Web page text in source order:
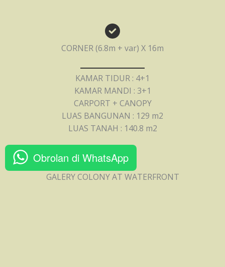
CORNER (6.8m + var) X 16m
KAMAR TIDUR : 4+1
KAMAR MANDI : 3+1
CARPORT + CANOPY
LUAS BANGUNAN : 129 m2
LUAS TANAH : 140.8 m2
Obrolan di WhatsApp
GALERY COLONY AT WATERFRONT